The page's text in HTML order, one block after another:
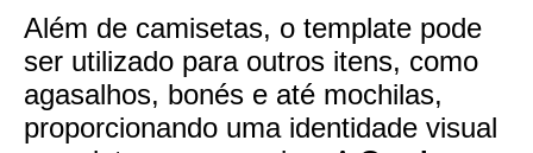
Além de camisetas, o template pode
ser utilizado para outros itens, como
agasalhos, bonés e até mochilas,
proporcionando uma identidade visual